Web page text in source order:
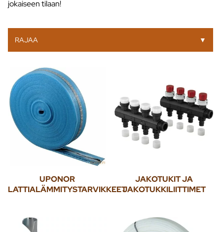
jokaiseen tilaan!
RAJAA ▼
UPONOR
LATTIALÄMMITYSTARVIKKEET
JAKOTUKIT JA
JAKOTUKKILIITTIMET